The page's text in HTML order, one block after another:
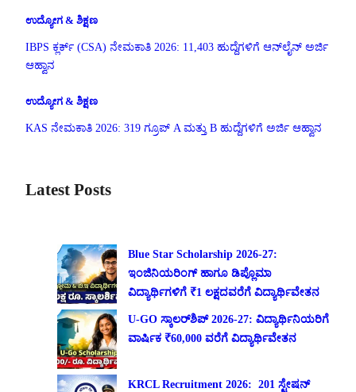
ಉದ್ಯೋಗ & ಶಿಕ್ಷಣ
IBPS ಕ್ಲರ್ಕ್ (CSA) ನೇಮಕಾತಿ 2026: 11,403 ಹುದ್ದೆಗಳಿಗೆ ಆನ್‌ಲೈನ್ ಅರ್ಜಿ
ಆಹ್ವಾನ
ಉದ್ಯೋಗ & ಶಿಕ್ಷಣ
KAS ನೇಮಕಾತಿ 2026: 319 ಗ್ರೂಪ್ A ಮತ್ತು B ಹುದ್ದೆಗಳಿಗೆ ಅರ್ಜಿ ಆಹ್ವಾನ
Latest Posts
Blue Star Scholarship 2026-27:
ಇಂಜಿನಿಯರಿಂಗ್ ಹಾಗೂ ಡಿಪ್ಲೊಮಾ
ವಿದ್ಯಾರ್ಥಿಗಳಿಗೆ ₹1 ಲಕ್ಷದವರೆಗೆ ವಿದ್ಯಾರ್ಥಿವೇತನ
U-GO ಸ್ಕಾಲರ್‌ಶಿಪ್ 2026-27: ವಿದ್ಯಾರ್ಥಿನಿಯರಿಗೆ
ವಾರ್ಷಿಕ ₹60,000 ವರೆಗೆ ವಿದ್ಯಾರ್ಥಿವೇತನ
KRCL Recruitment 2026: 201 ಸ್ಟೇಷನ್